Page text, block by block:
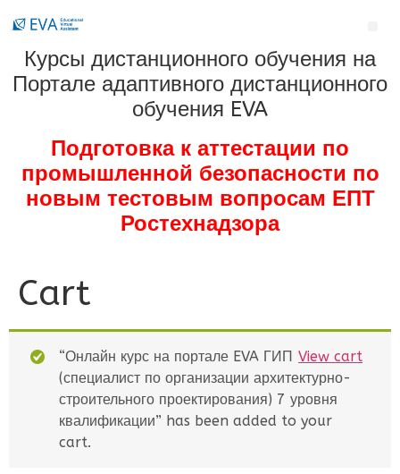
Курсы дистанционного обучения на
Портале адаптивного дистанционного
обучения EVA
Подготовка к аттестации по
промышленной безопасности по
новым тестовым вопросам ЕПТ
Ростехнадзора
Cart
View cart
“Онлайн курс на портале EVA ГИП
(специалист по организации архитектурно-
строительного проектирования) 7 уровня
квалификации” has been added to your
cart.